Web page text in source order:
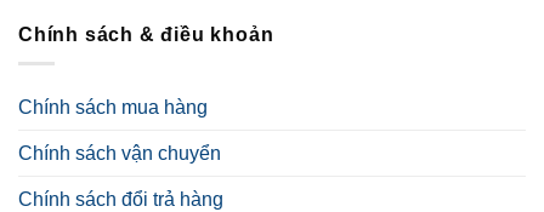
Chính sách & điều khoản
Chính sách mua hàng
Chính sách vận chuyển
Chính sách đổi trả hàng